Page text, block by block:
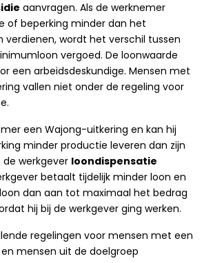
aanvragen. Als de werknemer
of beperking minder dan het
verdienen, wordt het verschil tussen
vergoed. De loonwaarde
een arbeidsdeskundige. Mensen met
vallen niet onder de regeling voor
een Wajong-uitkering en kan hij
minder productie leveren dan zijn
de werkgever loondispensatie
betaalt tijdelijk minder loon en
dan aan tot maximaal het bedrag
hij bij de werkgever ging werken.
regelingen voor mensen met een
mensen uit de doelgroep